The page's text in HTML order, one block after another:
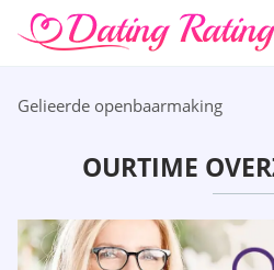
Gelieerde openbaarmaking
OURTIME